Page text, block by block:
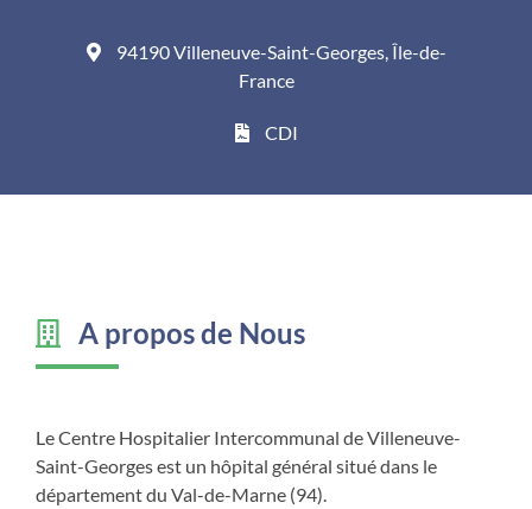
94190 Villeneuve-Saint-Georges, Île-de-
France
CDI
A propos de Nous
Le Centre Hospitalier Intercommunal de Villeneuve-
Saint-Georges est un hôpital général situé dans le
département du Val-de-Marne (94).